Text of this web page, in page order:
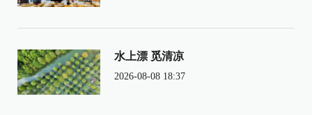
水上漂 觅清凉
2026-08-08 18:37